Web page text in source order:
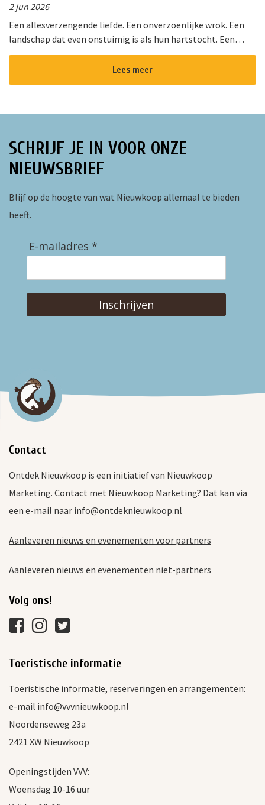
2 jun 2026
Een allesverzengende liefde. Een onverzoenlijke wrok. Een
landschap dat even onstuimig is als hun hartstocht. Een
gedurfde en originele verfilming van de wereldberoemde
Lees meer
SCHRIJF JE IN VOOR ONZE
NIEUWSBRIEF
Blijf op de hoogte van wat Nieuwkoop allemaal te bieden
heeft.
E-mailadres *
Inschrijven
Contact
Ontdek Nieuwkoop is een initiatief van Nieuwkoop
Marketing. Contact met Nieuwkoop Marketing? Dat kan via
een e-mail naar info@ontdeknieuwkoop.nl
Aanleveren nieuws en evenementen voor partners
Aanleveren nieuws en evenementen niet-partners
Volg ons!
Toeristische informatie
Toeristische informatie, reserveringen en arrangementen:
e-mail info@vvvnieuwkoop.nl
Noordenseweg 23a
2421 XW Nieuwkoop
Openingstijden VVV:
Woensdag 10-16 uur